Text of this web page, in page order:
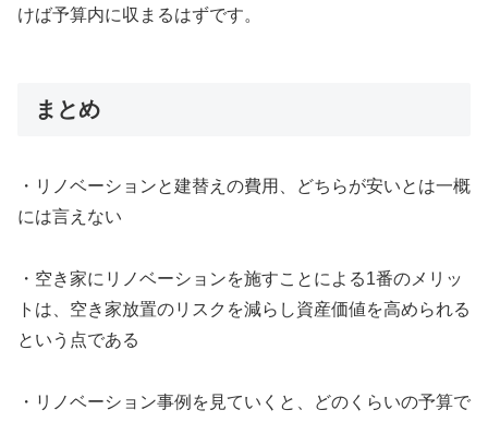
けば予算内に収まるはずです。
まとめ
・リノベーションと建替えの費用、どちらが安いとは一概
には言えない
・空き家にリノベーションを施すことによる1番のメリッ
トは、空き家放置のリスクを減らし資産価値を高められる
という点である
・リノベーション事例を見ていくと、どのくらいの予算で